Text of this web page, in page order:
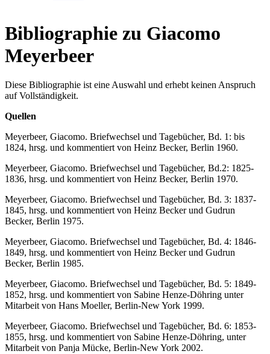
Bibliographie zu Giacomo
Meyerbeer
Diese Bibliographie ist eine Auswahl und erhebt keinen Anspruch
auf Vollständigkeit.
Quellen
Meyerbeer, Giacomo. Briefwechsel und Tagebücher, Bd. 1: bis
1824, hrsg. und kommentiert von Heinz Becker, Berlin 1960.
Meyerbeer, Giacomo. Briefwechsel und Tagebücher, Bd.2: 1825-
1836, hrsg. und kommentiert von Heinz Becker, Berlin 1970.
Meyerbeer, Giacomo. Briefwechsel und Tagebücher, Bd. 3: 1837-
1845, hrsg. und kommentiert von Heinz Becker und Gudrun
Becker, Berlin 1975.
Meyerbeer, Giacomo. Briefwechsel und Tagebücher, Bd. 4: 1846-
1849, hrsg. und kommentiert von Heinz Becker und Gudrun
Becker, Berlin 1985.
Meyerbeer, Giacomo. Briefwechsel und Tagebücher, Bd. 5: 1849-
1852, hrsg. und kommentiert von Sabine Henze-Döhring unter
Mitarbeit von Hans Moeller, Berlin-New York 1999.
Meyerbeer, Giacomo. Briefwechsel und Tagebücher, Bd. 6: 1853-
1855, hrsg. und kommentiert von Sabine Henze-Döhring, unter
Mitarbeit von Panja Mücke, Berlin-New York 2002.